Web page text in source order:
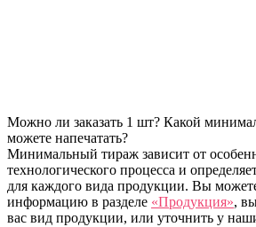
Можно ли заказать 1 шт? Какой
можете напечатать?
Минимальный тираж зависит от
технологического процесса и
для каждого вида продукции. Вы
информацию в разделе «Продукция»,
вас вид продукции, или уточнить у